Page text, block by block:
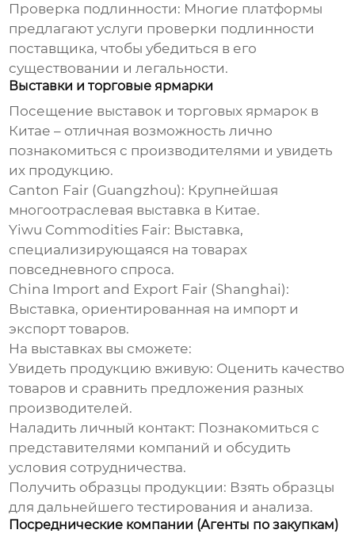
Проверка подлинности: Многие платформы
предлагают услуги проверки подлинности
поставщика, чтобы убедиться в его
существовании и легальности.
Выставки и торговые ярмарки
Посещение выставок и торговых ярмарок в
Китае – отличная возможность лично
познакомиться с производителями и увидеть
их продукцию.
Canton Fair (Guangzhou): Крупнейшая
многоотраслевая выставка в Китае.
Yiwu Commodities Fair: Выставка,
специализирующаяся на товарах
повседневного спроса.
China Import and Export Fair (Shanghai):
Выставка, ориентированная на импорт и
экспорт товаров.
На выставках вы сможете:
Увидеть продукцию вживую: Оценить качество
товаров и сравнить предложения разных
производителей.
Наладить личный контакт: Познакомиться с
представителями компаний и обсудить
условия сотрудничества.
Получить образцы продукции: Взять образцы
для дальнейшего тестирования и анализа.
Посреднические компании (Агенты по закупкам)